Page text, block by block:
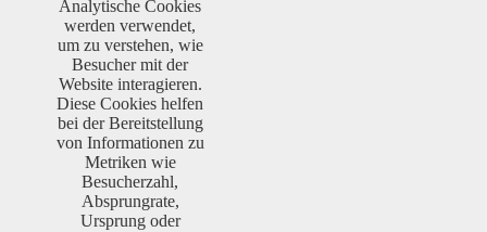
Analytische Cookies
werden verwendet,
um zu verstehen, wie
Besucher mit der
Website interagieren.
Diese Cookies helfen
bei der Bereitstellung
von Informationen zu
Metriken wie
Besucherzahl,
Absprungrate,
Ursprung oder